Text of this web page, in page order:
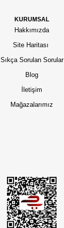
KURUMSAL
Hakkımızda
Site Haritası
Sıkça Sorulan Sorular
Blog
İletişim
Mağazalarımız